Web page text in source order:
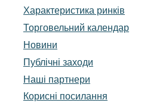
Характеристика pинків
Торговельний календар
Новини
Публічні заходи
Наші партнери
Корисні посилання